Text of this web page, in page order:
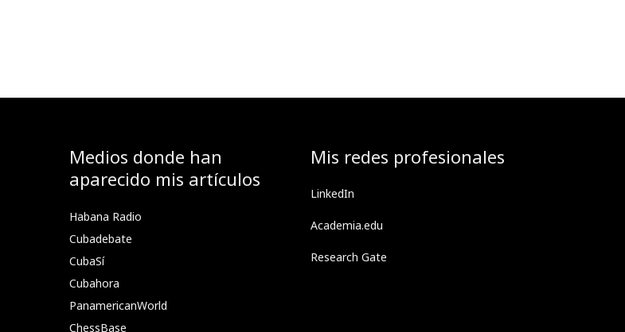
Medios donde han
aparecido mis artículos
Habana Radio
Cubadebate
CubaSí
Cubahora
PanamericanWorld
ChessBase
Mis redes profesionales
LinkedIn
Academia.edu
Research Gate